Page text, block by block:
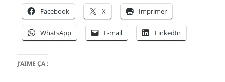
Facebook X Imprimer
WhatsApp E-mail LinkedIn
J’AIME ÇA :